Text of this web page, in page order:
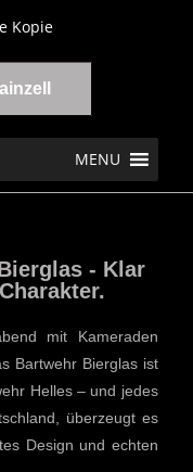
MENU
- Klar
mit Kameraden
Bartwehr Bierglas ist
Helles – und jedes
überzeugt es
Design und echten